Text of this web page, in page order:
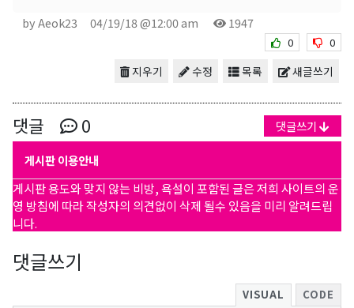
by Aeok23 04/19/18 @12:00 am 1947
0 0
새글쓰기
목록
수정
지우기
댓글 0 댓글쓰기
게시판 이용안내
게시판 용도와 맞지 않는 비방, 욕설이 포함된 글은 저희 사이트의 운
영 방침에 따라 작성자의 의견없이 삭제 될수 있음을 미리 알려드립
니다.
댓글쓰기
VISUAL CODE